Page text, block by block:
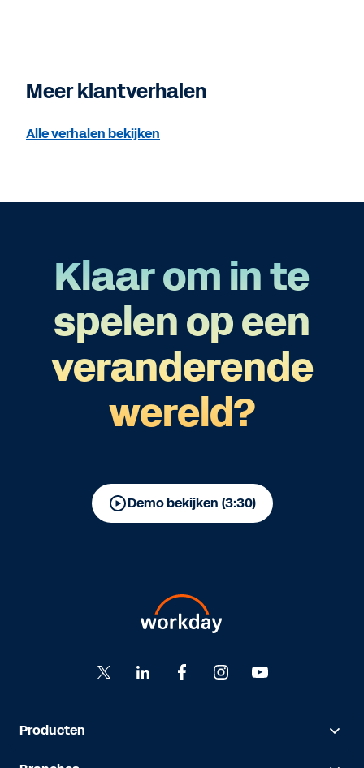
Meer klantverhalen
Alle verhalen bekijken
Klaar om in te
spelen op een
veranderende
wereld?
Demo bekijken (3:30)
Producten